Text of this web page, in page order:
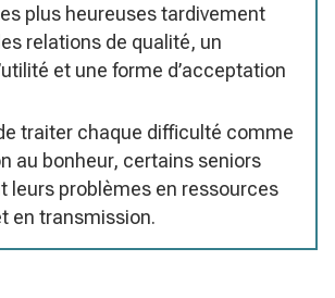
plus heureuses tardivement
relations de qualité, un
et une forme d’acceptation
traiter chaque difficulté comme
au bonheur, certains seniors
leurs problèmes en ressources
en transmission.